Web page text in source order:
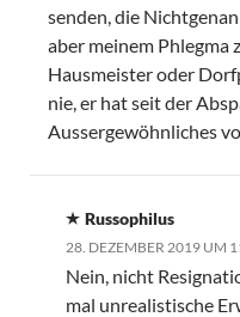
senden, die
aber meinem Phlegma
Hausmeister oder
nie, er hat seit der
Aussergewöhnliches
Russophilus
28. DEZEMBER 2019 UM
Nein, nicht
mal unrealistische